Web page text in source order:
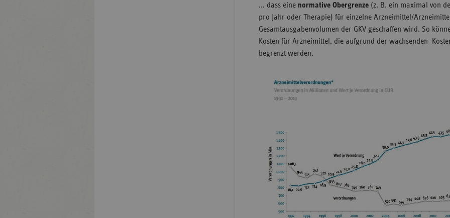
... dass eine normative Obergrenze (z. B. ein maximal von
pro Jahr oder Therapie) für einzelne Arzneimittel/
Gesamtausgabenvolumen der GKV geschaffen wird. So
Kosten für Arzneimittel, die aufgrund der wachsenden
begrenzt werden.